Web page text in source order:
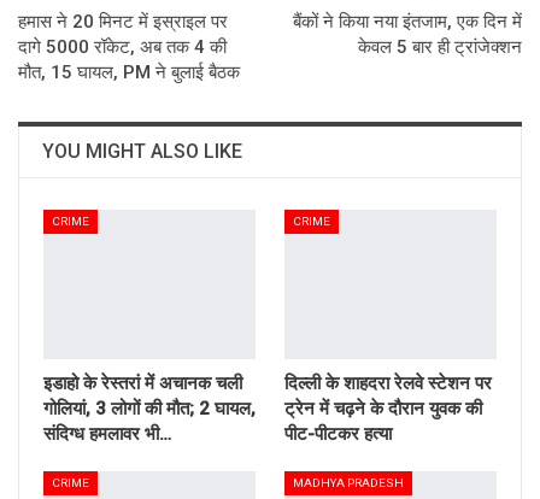
हमास ने 20 मिनट में इस्राइल पर
दागे 5000 रॉकेट, अब तक 4 की
मौत, 15 घायल, PM ने बुलाई बैठक
बैंकों ने किया नया इंतजाम, एक दिन में
केवल 5 बार ही ट्रांजेक्शन
YOU MIGHT ALSO LIKE
CRIME
इडाहो के रेस्तरां में अचानक चली
गोलियां, 3 लोगों की मौत; 2 घायल,
संदिग्ध हमलावर भी…
CRIME
दिल्ली के शाहदरा रेलवे स्टेशन पर
ट्रेन में चढ़ने के दौरान युवक की
पीट-पीटकर हत्या
CRIME MADHYA PRADESH